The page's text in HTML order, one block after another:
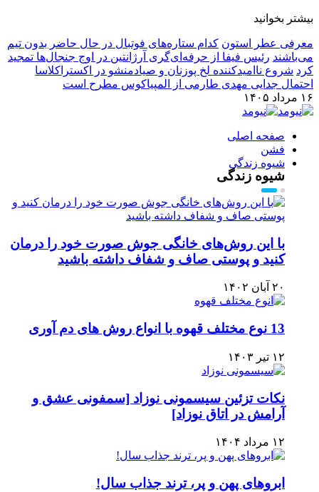
بیشتر بخوانید
معرفی عطر استون کدام ستاره‌های فوتبال در حال حاضر بدون تیم
می‌باشند رئیس فیفا از حرفه‌ای‌گری آرژانتین در اوج جنجال‌ها تمجید
کرد شروع ناامیدکننده لخ پوزنان و صیادمنشو در اکستراکلاسا
احتمال جدایی مهدی طارمی از المپیاکوس مطرح است
۱۶ مرداد ۱۴۰۵
صفحه اصلی
فشن
شیوه زندگی
شیوه زندگی
با این روش‌های خانگی جوش صورت خود را درمان
کنید و پوستی صاف و شفاف داشته باشید
۲۰ آبان ۱۴۰۲
13 نوع مختلف قهوه با انواع روش های دم آوری
۱۲ تیر ۱۴۰۳
نکات تزئین سیسمونی نوزاد [سمفونی عشق و
آرامش در اتاق نوزاد]
۱۲ مرداد ۱۴۰۴
ابروهای پهن و پر، ترند جذاب سال!